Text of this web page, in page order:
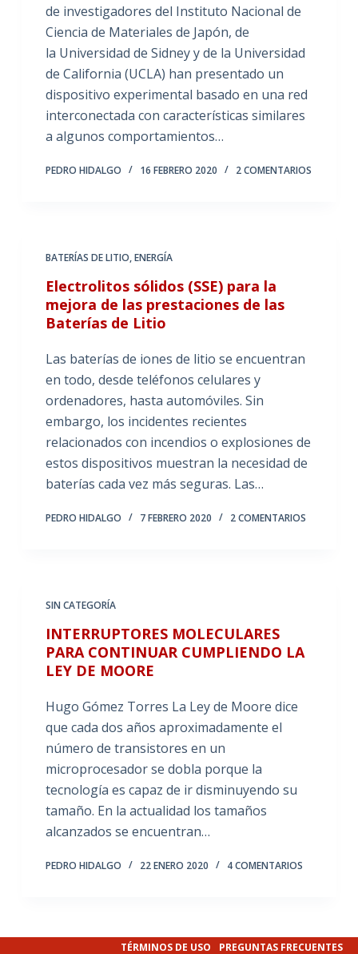
de investigadores del Instituto Nacional de
Ciencia de Materiales de Japón, de
la Universidad de Sidney y de la Universidad
de California (UCLA) han presentado un
dispositivo experimental basado en una red
interconectada con características similares
a algunos comportamientos…
PEDRO HIDALGO 16 FEBRERO 2020 2 COMENTARIOS
BATERÍAS DE LITIO,ENERGÍA
Electrolitos sólidos (SSE) para la
mejora de las prestaciones de las
Baterías de Litio
Las baterías de iones de litio se encuentran
en todo, desde teléfonos celulares y
ordenadores, hasta automóviles. Sin
embargo, los incidentes recientes
relacionados con incendios o explosiones de
estos dispositivos muestran la necesidad de
baterías cada vez más seguras. Las…
PEDRO HIDALGO 7 FEBRERO 2020 2 COMENTARIOS
SIN CATEGORÍA
INTERRUPTORES MOLECULARES
PARA CONTINUAR CUMPLIENDO LA
LEY DE MOORE
Hugo Gómez Torres La Ley de Moore dice
que cada dos años aproximadamente el
número de transistores en un
microprocesador se dobla porque la
tecnología es capaz de ir disminuyendo su
tamaño. En la actualidad los tamaños
alcanzados se encuentran…
PEDRO HIDALGO 22 ENERO 2020 4 COMENTARIOS
TÉRMINOS DE USO PREGUNTAS FRECUENTES